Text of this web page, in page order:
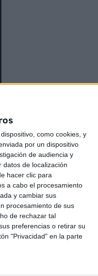
como cookies, y
por un dispositivo
de audiencia y
datos de localización
hacer clic para
a cabo el procesamiento
y cambiar sus
procesamiento de sus
de rechazar tal
preferencias o retirar su
"Privacidad" en la parte